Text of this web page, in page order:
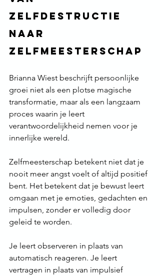
zelfdestructie
naar
zelfmeesterschap
Brianna Wiest beschrijft persoonlijke
groei niet als een plotse magische
transformatie, maar als een langzaam
proces waarin je leert
verantwoordelijkheid nemen voor je
innerlijke wereld.
Zelfmeesterschap betekent niet dat je
nooit meer angst voelt of altijd positief
bent. Het betekent dat je bewust leert
omgaan met je emoties, gedachten en
impulsen, zonder er volledig door
geleid te worden.
Je leert observeren in plaats van
automatisch reageren. Je leert
vertragen in plaats van impulsief